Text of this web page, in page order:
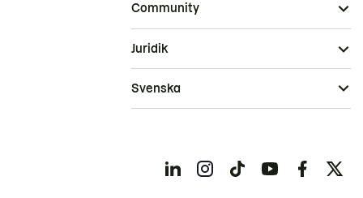
Community
Juridik
Svenska